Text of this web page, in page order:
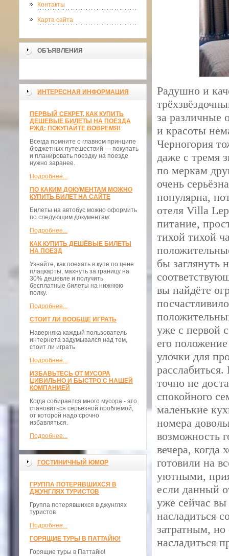
Контакты
Карта сайта
ОБЪЯВЛЕНИЯ
ИНТЕРЕСНАЯ ИНФОРМАЦИЯ
ПЕРВЫЙ СЕКРЕТ, КАК КУПИТЬ
ДЕШЕВЫЕ БИЛЕТЫ НА ПОЕЗДА
РЖД: ПОКУПАЙТЕ ВОВРЕМЯ!
Всегда помните о главном принципе
бюджетных путешествий — покупать
и планировать поездку на поезде
нужно заранее.
Подробнее...
ПО КАКИМ ДОКУМЕНТАМ МОЖНО
КУПИТЬ БИЛЕТ НА САЙТЕ
Билеты на автобус можно оформить
по следующим документам:
Подробнее...
КАК КУПИТЬ ДЕШЁВЫЕ БИЛЕТЫ
НА ПОЕЗД
Узнайте, как поехать в купе по цене
плацкарты, махнуть за границу на
30% дешевле и получить
бесплатные билеты на нижнюю
полку.
Подробнее...
СТОИТ ЛИ ВООБЩЕ ИГРАТЬ
Наверняка каждый пользователь
интернета задумывался над тем,
стоит ли играть
Подробнее...
ИЗБАВЬТЕСЬ ОТ МУСОРА
ЦИВИЛЬНО И БЫСТРО С НАШЕЙ
КОМПАНИЕЙ
Когда собирается много мусора - это
становиться серьезной проблемой,
от которой надо срочно
избавляться.
Подробнее...
ГОСТИНИЧНЫЙ ЮМОР
ГРУППА ПОТЕРЯВШИХСЯ В
ДЖУНГЛЯХ ТУРИСТОВ
Группа потерявшихся в джунглях
туристов
Подробнее...
ГОРЯЩИЕ ТУРЫ В ПАТТАЙЮ!
Горящие туры в Паттайю!
Радушно и
за различные
и красоты
Черногория
даже с тремя
по меркам
очень
популярна,
отеля Villa
питание,
тихой тихой
бы заглянуть
вы найдёте
уже с первой
его
улочки для
точно не
спокойного
маленькие
номера
возможность
вечера, когда
готовили на
уютными,
если данный
уже сейчас вы
насладиться
затратным,
насладиться